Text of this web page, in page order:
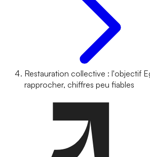
Restauration collective : l'objectif
rapprocher, chiffres peu fiables